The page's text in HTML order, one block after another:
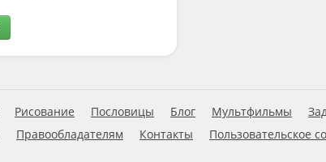
Рисование Пословицы Блог Мультфильмы
Правообладателям Контакты
Пользовательское